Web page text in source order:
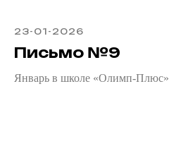
23-01-2026
Письмо №9
Январь в школе «Олимп-Плюс»